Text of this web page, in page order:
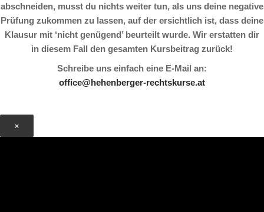
abschneiden, musst du nichts weiter tun, als uns deine negative
Prüfung zukommen zu lassen, auf der ersichtlich ist, dass deine
Klausur mit ‘nicht genügend’ beurteilt wurde. Wir erstatten dir
in diesem Fall den gesamten Kursbeitrag zurück!
Schreibe uns einfach eine E-Mail an:
office@hehenberger-rechtskurse.at
×